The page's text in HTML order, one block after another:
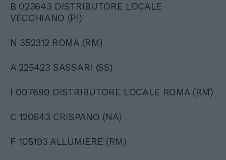
B 023643 DISTRIBUTORE LOCALE
VECCHIANO (PI)
N 352312 ROMA (RM)
A 225423 SASSARI (SS)
I 007690 DISTRIBUTORE LOCALE ROMA (RM)
C 120643 CRISPANO (NA)
F 105193 ALLUMIERE (RM)